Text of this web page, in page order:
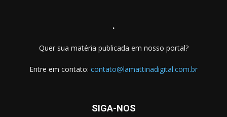
.
Quer sua matéria publicada em nosso portal?
Entre em contato: contato@lamattinadigital.com.br
SIGA-NOS